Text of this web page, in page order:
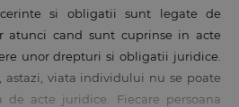
si obligatii sunt legate de
atunci cand sunt cuprinse in acte
unor drepturi si obligatii juridice.
astazi, viata individului nu se poate
de acte juridice. Fiecare persoana